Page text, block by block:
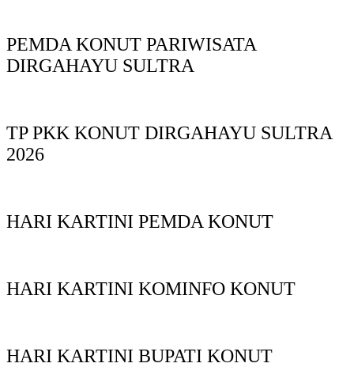
PEMDA KONUT PARIWISATA
DIRGAHAYU SULTRA
TP PKK KONUT DIRGAHAYU SULTRA
2026
HARI KARTINI PEMDA KONUT
HARI KARTINI KOMINFO KONUT
HARI KARTINI BUPATI KONUT